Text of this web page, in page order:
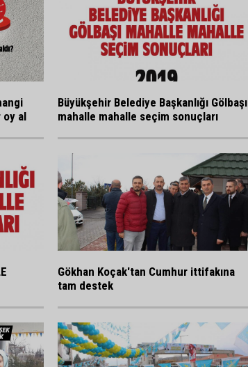
oy al
Büyükşehir Belediye Başkanlığı Gölbaşı
mahalle mahalle seçim sonuçları
Gökhan Koçak'tan Cumhur ittifakına
tam destek